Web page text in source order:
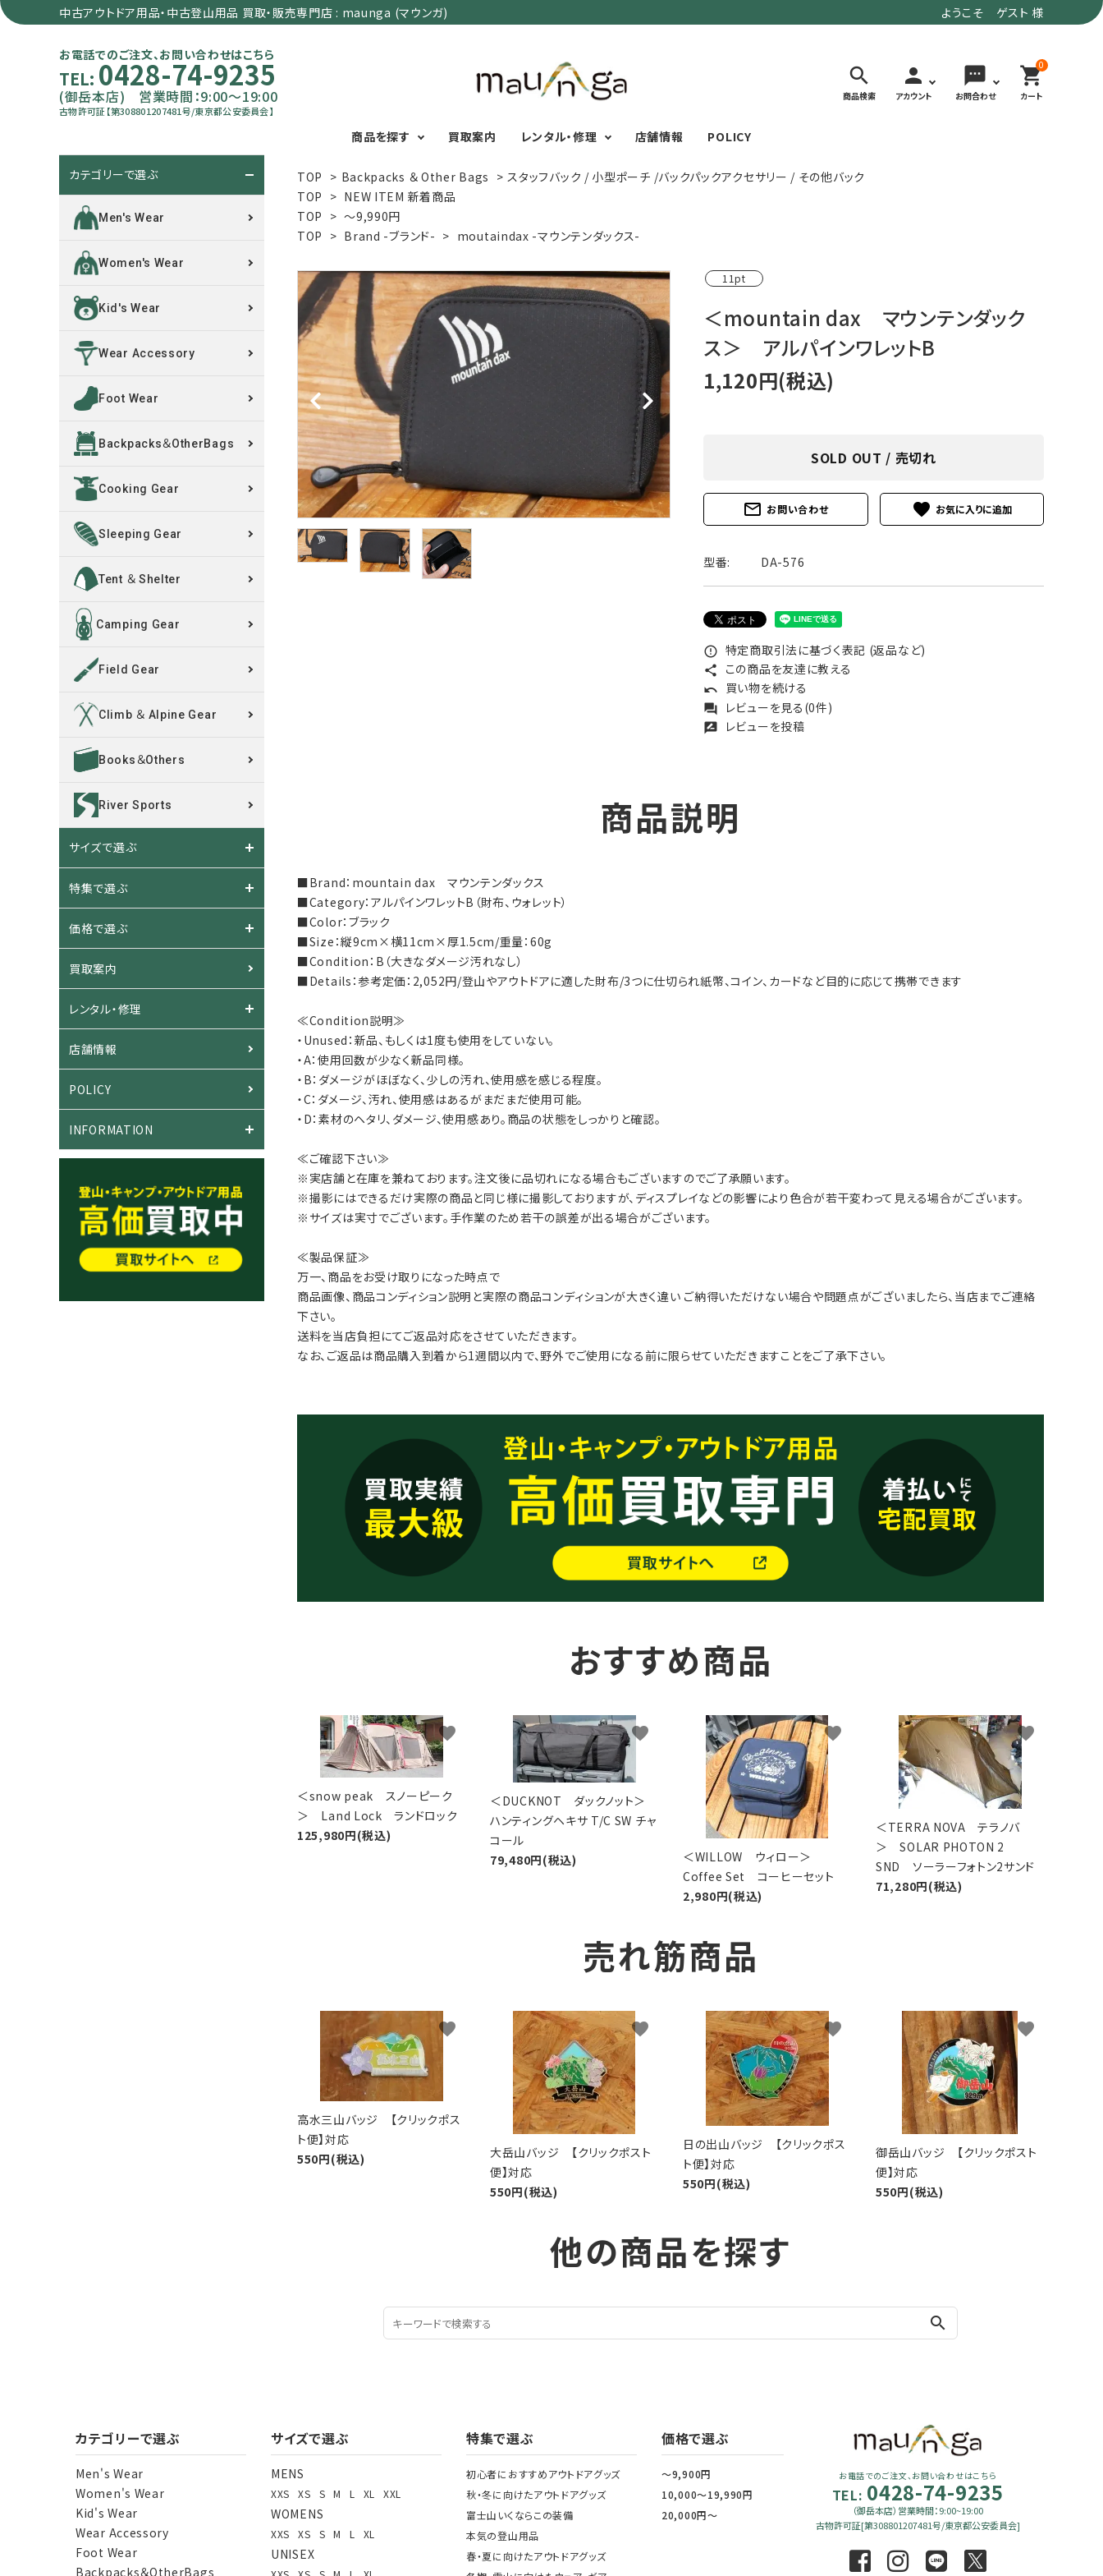
中古アウトドア用品・中古登山用品 買取・販売専門店 : maunga (マウンガ) ようこそ ゲスト 様
お電話でのご注文、お問い合わせはこちら
TEL: 0428-74-9235
(御岳本店) 営業時間：9:00～19:00
古物許可証【第308801207481号/東京都公安委員会】
search
商品検索
person
アカウント
sms
お問合わせ
0
shopping_cart
カート
商品を探す
カテゴリーで選ぶ
Women's Wear
Kid's Wear
Wear Accessory
Foot Wear
Backpacks＆
OtherBags
Cooking Gear
Sleeping Gear
Tent ＆ Shelter
Camping Gear
Field Gear
Climb ＆ Alpine
Gear
Books＆Others
River Sports
サイズで選ぶ
XXSXSSMLXLXXL
UNISEX
特集で選ぶ
アグッズ
秋・冬に向けたアウトドアグ
ッズ
富士山いくならこの装備
本気の登山用品
春・夏に向けたアウトドアグ
冬期・雪山に向けたウェア・
ギア
テント泊山行に向けたギ
ア！
沢登りに向けたウェア・ギ
ア！
ウェア・ギア
ヴィンテージなアイテム
ウルトラライト系
ミリタリーライン・ミリタリー
19,990円
20,000円～
買取案内 レンタル・修理 店舗情報 POLICY
レンタル・修理
INFORMATION
ACCOUNT MENU
ようこそ ゲスト 様
ログイン
TOP > Backpacks ＆ Other Bags > スタッフバック / 小型ポーチ /バックパックアクセサリー / その他バック
TOP > NEW ITEM 新着商品
TOP > ～9,990円
TOP > Brand -ブランド- > moutaindax -マウンテンダックス-
11pt
＜mountain dax マウンテンダック
ス＞ アルパインワレットB
1,120円(税込)
SOLD OUT / 売切れ
mail_outline お問い合わせ favorite
型番: DA-576
error_outline 特定商取引法に基づく表記 (返品など)
share この商品を友達に教える
undo 買い物を続ける
forum レビューを見る(0件)
rate_review レビューを投稿
商品説明
■Brand：mountain dax マウンテンダックス
■Category：アルパインワレットB（財布、ウォレット）
■Color：ブラック
■Size：縦9cm×横11cm×厚1.5cm/重量：60g
■Condition：B（大きなダメージ汚れなし）
■Details：参考定価：2,052円/登山やアウトドアに適した財布/3つに仕切られ紙幣、コイン、カードなど目的に応じて携帯できます
≪Condition説明≫
・Unused：新品、もしくは1度も使用をしていない。
・A：使用回数が少なく新品同様。
・B：ダメージがほぼなく、少しの汚れ、使用感を感じる程度。
・C：ダメージ、汚れ、使用感はあるがまだまだ使用可能。
・D：素材のヘタリ、ダメージ、使用感あり。商品の状態をしっかりと確認。
≪ご確認下さい≫
※実店舗と在庫を兼ねております。注文後に品切れになる場合もございますのでご了承願います。
※撮影にはできるだけ実際の商品と同じ様に撮影しておりますが、ディスプレイなどの影響により色合が若干変わって見える場合がございます。
※サイズは実寸でございます。手作業のため若干の誤差が出る場合がございます。
≪製品保証≫
万一、商品をお受け取りになった時点で
商品画像、商品コンディション説明と実際の商品コンディションが大きく違い ご納得いただけない場合や問題点がございましたら、当店までご連絡
下さい。
送料を当店負担にてご返品対応をさせていただきます。
なお、ご返品は商品購入到着から1週間以内で、野外でご使用になる前に限らせていただきますことをご了承下さい。
おすすめ商品
＜snow peak スノーピーク
＞ Land Lock ランドロック
125,980円(税込)
favorite
＜DUCKNOT ダックノット＞
ハンティングヘキサ T/C SW チャ
コール
79,480円(税込)
favorite
＜WILLOW ウィロー＞
Coffee Set コーヒーセット
2,980円(税込)
favorite
＜TERRA NOVA テラノバ
＞ SOLAR PHOTON 2
SND ソーラーフォトン2サンド
71,280円(税込)
favorite
売れ筋商品
高水三山バッジ 【クリックポス
ト便】対応
550円(税込)
favorite
大岳山バッジ 【クリックポスト
便】対応
550円(税込)
favorite
日の出山バッジ 【クリックポス
ト便】対応
550円(税込)
favorite
御岳山バッジ 【クリックポスト
便】対応
550円(税込)
favorite
他の商品を探す
search
カテゴリーで選ぶ
Men's Wear
Women's Wear
Kid's Wear
Wear Accessory
Foot Wear
Backpacks＆OtherBags
Cooking Gear
Sleeping Gear
Tent ＆ Shelter
Camping Gear
Field Gear
Climb ＆ Alpine Gear
Books＆Others
River Sports
サイズで選ぶ
特集で選ぶ
価格で選ぶ
買取案内
レンタル・修理
店舗情報
POLICY
INFORMATION
カテゴリーで選ぶ
Men's Wear
Women's Wear
Kid's Wear
Wear Accessory
Foot Wear
Backpacks＆OtherBags
サイズで選ぶ
MENS
XXS XS S M L XL XXL
WOMENS
XXS XS S M L XL
UNISEX
特集で選ぶ
初心者におすすめアウトドアグッズ
秋・冬に向けたアウトドアグッズ
富士山いくならこの装備
本気の登山用品
春・夏に向けたアウトドアグッズ
価格で選ぶ
～9,900円
10,000～19,990円
20,000円～
お電話でのご注文、お問い合わせはこちら
TEL: 0428-74-9235
（御岳本店）営業時間：9:00~19:00
古物許可証[第308801207481号/東京都公安委員会]